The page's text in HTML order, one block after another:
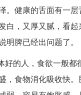
。健康的舌面有一
白，又厚又腻，看
明脾已经出问题了。
好的人，食欲一般都
，食物消化吸收快